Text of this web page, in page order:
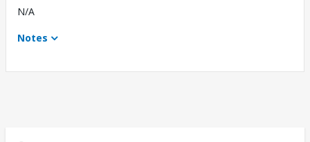
N/A
Notes